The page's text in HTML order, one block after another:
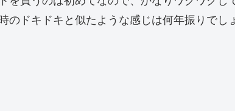
のドキドキと似たような感じは何年振りでし